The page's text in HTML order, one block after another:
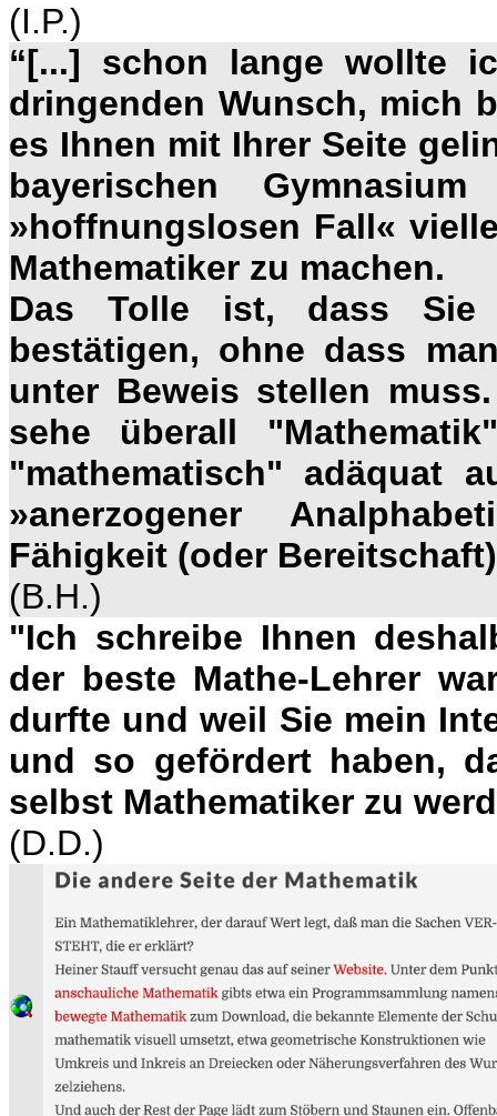
(I.P.)
“[...] schon lange wollte
dringenden Wunsch, mich
es Ihnen mit Ihrer Seite
bayerischen
»hoffnungslosen Fall«
Mathematiker zu machen.
Das Tolle ist, dass Sie
bestätigen, ohne dass
unter Beweis stellen
sehe überall
"mathematisch" adäquat
»anerzogener
Fähigkeit (oder
(B.H.)
"Ich schreibe Ihnen
der beste Mathe-Lehrer
durfte und weil Sie mein
und so gefördert haben,
selbst Mathematiker zu
(D.D.)